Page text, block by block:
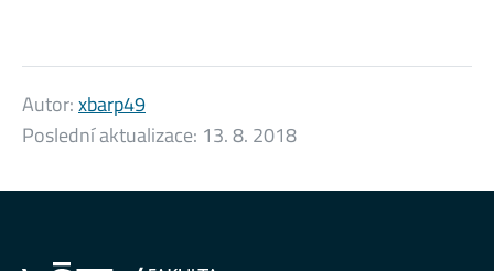
Autor:xbarp49
Poslední aktualizace: 13. 8. 2018